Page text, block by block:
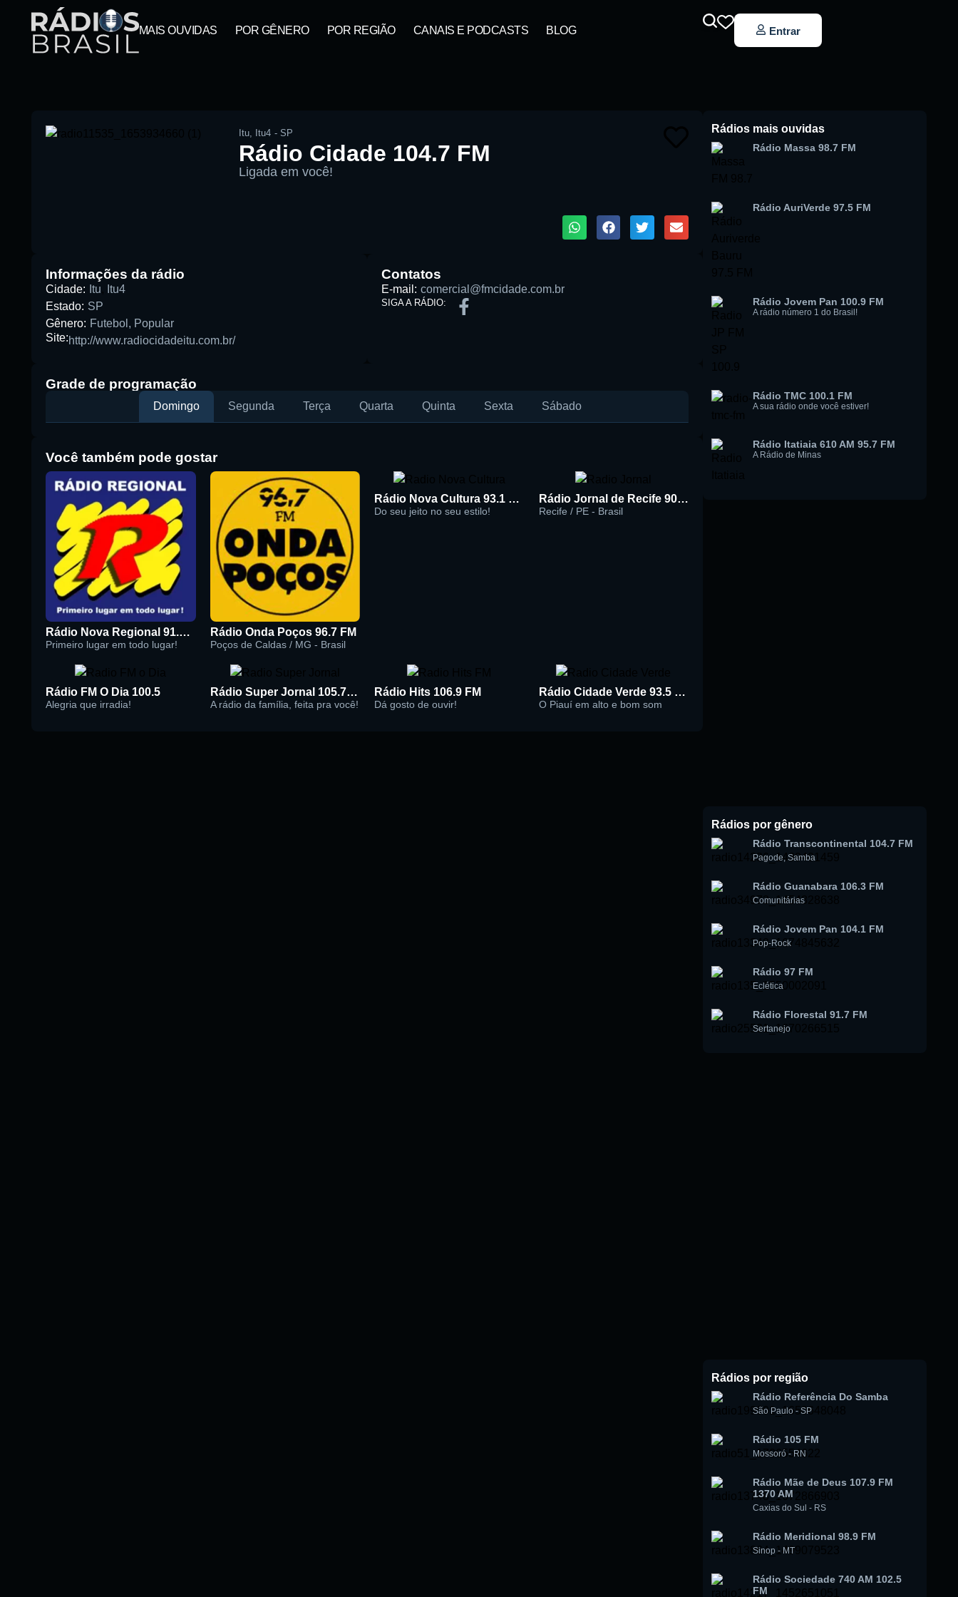
MAIS OUVIDAS POR GÊNERO POR REGIÃO CANAIS E PODCASTS BLOG
Buscar rádio
Entrar
Itu, Itu4 - SP
Rádio Cidade 104.7 FM
Ligada em você!
Informações da rádio
Cidade: Itu
Itu4
Estado: SP
Gênero: Futebol , Popular
Site:http://www.radiocidadeitu.com.br/
Contatos
E-mail: comercial@fmcidade.com.br
SIGA A RÁDIO:
Grade de programação
Domingo Segunda Terça Quarta Quinta Sexta Sábado
Você também pode gostar
Rádio Nova Regional 91.5 FM
Primeiro lugar em todo lugar!
Rádio Onda Poços 96.7 FM
Poços de Caldas / MG - Brasil
Rádio Nova Cultura 93.1 FM
Do seu jeito no seu estilo!
Rádio Jornal de Recife 90.3 FM
Recife / PE - Brasil
Rádio FM O Dia 100.5
Alegria que irradia!
Rádio Super Jornal 105.7 FM
A rádio da família, feita pra você!
Rádio Hits 106.9 FM
Dá gosto de ouvir!
Rádio Cidade Verde 93.5 FM
O Piauí em alto e bom som
Rádios mais ouvidas
Rádio Massa 98.7 FM
Rádio AuriVerde 97.5 FM
Rádio Jovem Pan 100.9 FM
A rádio número 1 do Brasil!
Rádio TMC 100.1 FM
A sua rádio onde você estiver!
Rádio Itatiaia 610 AM 95.7 FM
A Rádio de Minas
Rádios por gênero
Rádio Transcontinental 104.7 FM
Pagode, Samba
Rádio Guanabara 106.3 FM
Comunitárias
Rádio Jovem Pan 104.1 FM
Pop-Rock
Rádio 97 FM
Eclética
Rádio Florestal 91.7 FM
Sertanejo
Rádios por região
Rádio Referência Do Samba
São Paulo - SP
Rádio 105 FM
Mossoró - RN
Rádio Mãe de Deus 107.9 FM
1370 AM
Caxias do Sul - RS
Rádio Meridional 98.9 FM
Sinop - MT
Rádio Sociedade 740 AM 102.5
FM